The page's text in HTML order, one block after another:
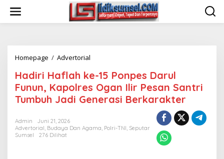
w
Homepage / Advertorial
d
i
r
i
f
Hadiri Haflah ke-15 Ponpes Darul
Funun, Kapolres Ogan Ilir Pesan Santri
Tumbuh Jadi Generasi Berkarakter
Admin
Juni 21, 2026
Advertorial, Budaya Dan Agama, Polri-TNI, Seputar
Sumsel
276 Dilihat